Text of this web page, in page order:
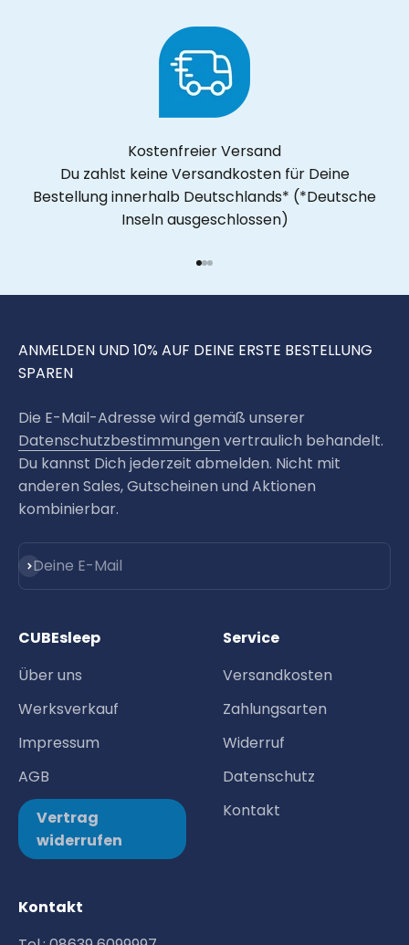
Kostenfreier Versand
Du zahlst keine Versandkosten für Deine
Bestellung innerhalb Deutschlands* (*Deutsche
Inseln ausgeschlossen)
Gehe zu Element 1
Gehe zu Element 2
Gehe zu Element 3
ANMELDEN UND 10% AUF DEINE ERSTE BESTELLUNG
SPAREN
Die E-Mail-Adresse wird gemäß unserer
Datenschutzbestimmungen vertraulich behandelt.
Du kannst Dich jederzeit abmelden. Nicht mit
anderen Sales, Gutscheinen und Aktionen
kombinierbar.
Deine E-Mail
Abonnieren
CUBEsleep
Über uns
Werksverkauf
Impressum
AGB
Vertrag
widerrufen
Service
Versandkosten
Zahlungsarten
Widerruf
Datenschutz
Kontakt
Kontakt